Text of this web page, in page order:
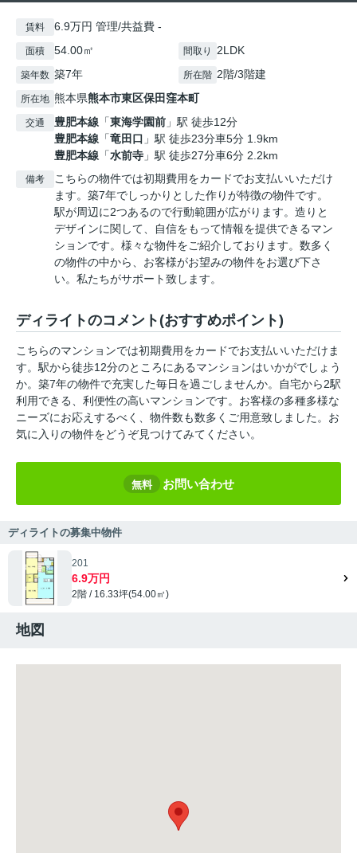
賃料 6.9万円 管理/共益費 -
面積 54.00㎡ 間取り 2LDK
築年数 築7年 所在階 2階/3階建
所在地 熊本県熊本市東区保田窪本町
交通 豊肥本線 「東海学園前 」駅 徒歩12分
豊肥本線 「竜田口 」駅 徒歩23分車5分 1.9km
豊肥本線 「水前寺 」駅 徒歩27分車6分 2.2km
備考
こちらの物件では初期費用をカードでお支払いいただけ
ます。築7年でしっかりとした作りが特徴の物件です。
駅が周辺に2つあるので行動範囲が広がります。造りと
デザインに関して、自信をもって情報を提供できるマン
ションです。様々な物件をご紹介しております。数多く
の物件の中から、お客様がお望みの物件をお選び下さ
い。私たちがサポート致します。
ディライトのコメント(おすすめポイント)
こちらのマンションでは初期費用をカードでお支払いいただけま
す。駅から徒歩12分のところにあるマンションはいかがでしょう
か。築7年の物件で充実した毎日を過ごしませんか。自宅から2駅
利用できる、利便性の高いマンションです。お客様の多種多様な
ニーズにお応えするべく、物件数も数多くご用意致しました。お
気に入りの物件をどうぞ見つけてみてください。
無料 お問い合わせ
ディライトの募集中物件
201
6.9万円
2階 / 16.33坪(54.00㎡)
地図